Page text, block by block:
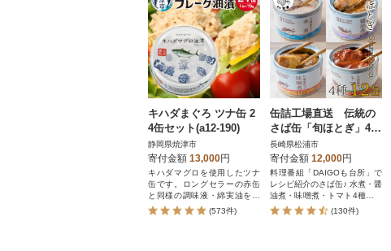
き 冷凍 小分け カツオタタキ
骨取り 骨なし たたき
キハダまぐろ ツナ缶 2
4缶セット(a12-190)
静岡県焼津市
寄付金額 13,000円
キハダマグロを使用したツナ
缶です。ロングセラーの赤缶
と同様の調味液・綿実油を使
用しているのでさっぱり召し
上がれます。24缶入っている
(573件)
缶詰工場直送 伝統の
さば缶「旬ほとぎ」4種
類の味わい12缶
長崎県松浦市
寄付金額 12,000円
料理番組「DAIGOも台所」で
レシピ紹介のさば缶♪ 水煮・醤
油煮・味噌煮・トマト4種を味
わうセット
(130件)